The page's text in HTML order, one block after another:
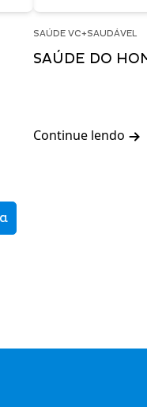
SAÚDE VC+SAUDÁVEL
SAÚDE DO
Continue lendo